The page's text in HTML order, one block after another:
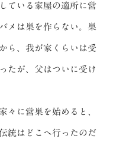
ている家屋の適所に営
メは巣を作らない。巣
ら、我が家くらいは受
たが、父はついに受け
に営巣を始めると、
統はどこへ行ったのだ